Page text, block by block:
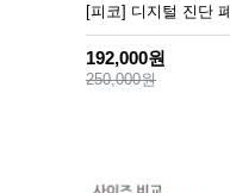
[피코] 디지털 진단
192,000원
250,000원